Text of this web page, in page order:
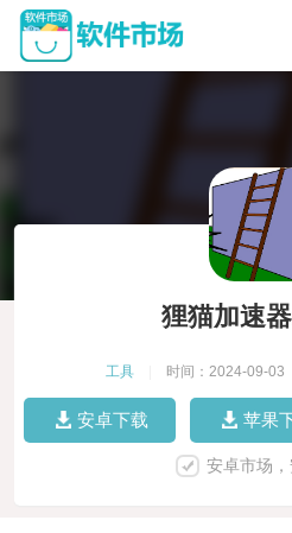
狸猫加速
工具 时间：2024-09-03
安卓下载 苹果
安卓市场